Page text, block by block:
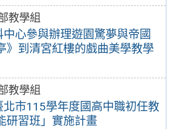
教學組
心參與辦理遊園驚夢與帝國
》到清宮紅樓的戲曲美學教學
教學組
市115學年度國高中職初任教
研習班」實施計畫